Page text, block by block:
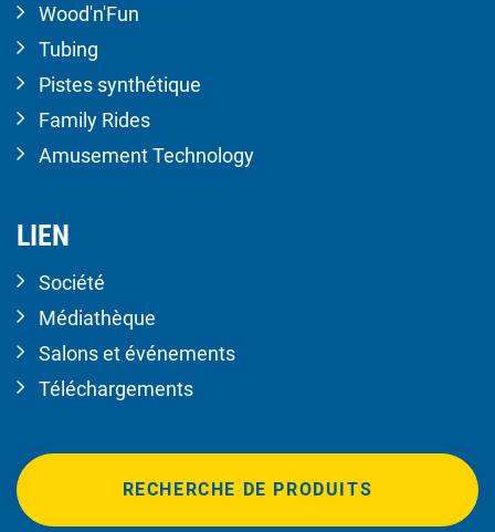
Wood'n'Fun
Tubing
Pistes synthétique
Family Rides
Amusement Technology
LIEN
Société
Médiathèque
Salons et événements
Téléchargements
RECHERCHE DE PRODUITS